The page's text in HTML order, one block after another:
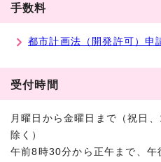
手数料
都市計画法（開発許可）申
受付時間
月曜日から金曜日まで（祝日、
除く）
午前8時30分から正午まで、午